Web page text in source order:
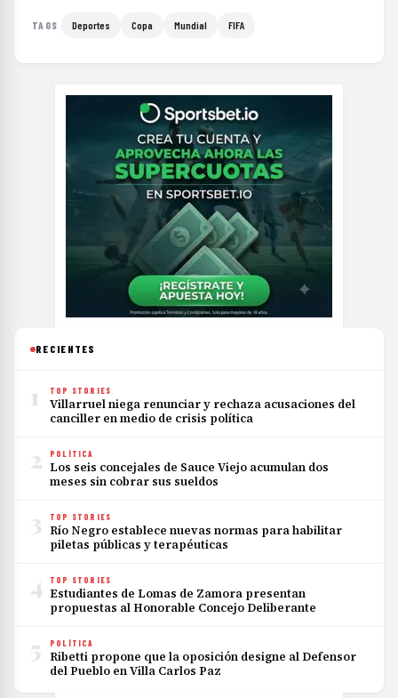
TAGS Deportes Copa Mundial FIFA
RECIENTES
1 TOP STORIES
Villarruel niega renunciar y rechaza acusaciones del
canciller en medio de crisis política
2 POLÍTICA
Los seis concejales de Sauce Viejo acumulan dos
meses sin cobrar sus sueldos
3 TOP STORIES
Río Negro establece nuevas normas para habilitar
piletas públicas y terapéuticas
4 TOP STORIES
Estudiantes de Lomas de Zamora presentan
propuestas al Honorable Concejo Deliberante
5 POLÍTICA
Ribetti propone que la oposición designe al Defensor
del Pueblo en Villa Carlos Paz